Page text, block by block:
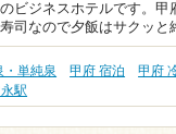
ビジネスホテルです。甲
司なので夕飯はサクッ
・単純泉 甲府 宿泊 甲府
駅